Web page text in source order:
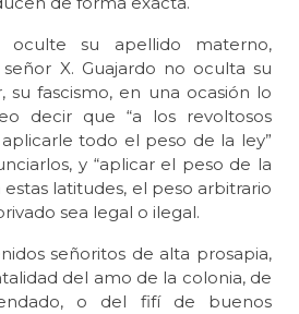
su apellido materno,
X. Guajardo no oculta su
su fascismo, en una ocasión lo
decir que “a los revoltosos
todo el peso de la ley”
y “aplicar el peso de la
estas latitudes, el peso arbitrario
sea legal o ilegal.
señoritos de alta prosapia,
del amo de la colonia, de
o del fifí de buenos